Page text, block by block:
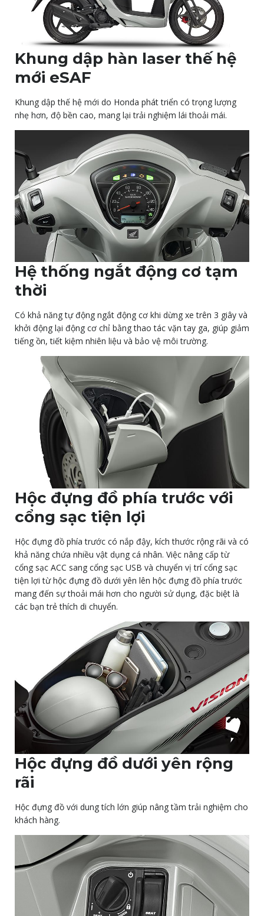
Khung dập hàn laser thế hệ
mới eSAF
Khung dập thế hệ mới do Honda phát triển có trọng lượng
nhẹ hơn, độ bền cao, mang lại trải nghiệm lái thoải mái.
Hệ thống ngắt động cơ tạm
thời
Có khả năng tự động ngắt động cơ khi dừng xe trên 3 giây và
khởi động lại động cơ chỉ bằng thao tác vặn tay ga, giúp giảm
tiếng ồn, tiết kiệm nhiên liệu và bảo vệ môi trường.
Hộc đựng đồ phía trước với
cổng sạc tiện lợi
Hộc đựng đồ phía trước có nắp đậy, kích thước rộng rãi và có
khả năng chứa nhiều vật dụng cá nhân. Việc nâng cấp từ
cổng sạc ACC sang cổng sạc USB và chuyển vị trí cổng sạc
tiện lợi từ hộc đựng đồ dưới yên lên hộc đựng đồ phía trước
mang đến sự thoải mái hơn cho người sử dụng, đặc biệt là
các bạn trẻ thích di chuyển.
Hộc đựng đồ dưới yên rộng
rãi
Hộc đựng đồ với dung tích lớn giúp nâng tầm trải nghiệm cho
khách hàng.